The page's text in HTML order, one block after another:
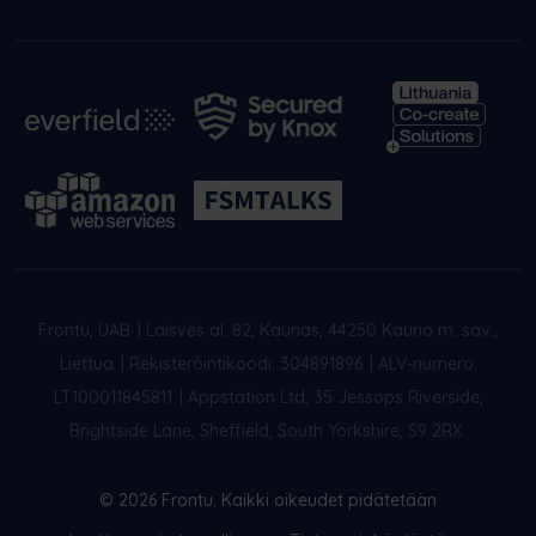
Frontu, UAB
Laisvės al. 82, Kaunas, 44250 Kauno m. sav.,
Liettua
Rekisteröintikoodi: 304891896
ALV-numero:
LT100011845811
Appstation Ltd, 35 Jessops Riverside,
Brightside Lane, Sheffield, South Yorkshire, S9 2RX.
© 2026 Frontu. Kaikki oikeudet pidätetään